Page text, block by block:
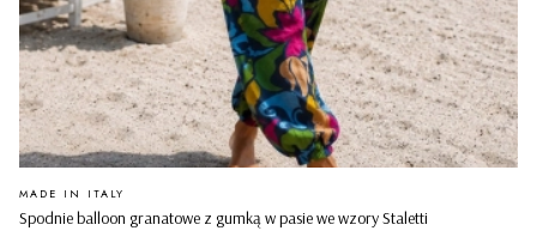
Spodnie balloon granatowe z gumką w pasie we wzory Staletti
PRODUCENT
MADE IN ITALY